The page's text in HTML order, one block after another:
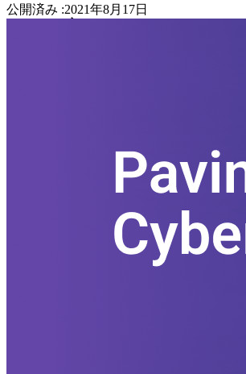
シークレットマネージャーを見る
開発、DevOps、ITチームのための
号化シークレットマネージャー。
公開済み :2021年8月17日